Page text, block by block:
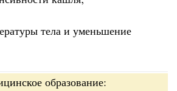
тела и уменьшение
образование: